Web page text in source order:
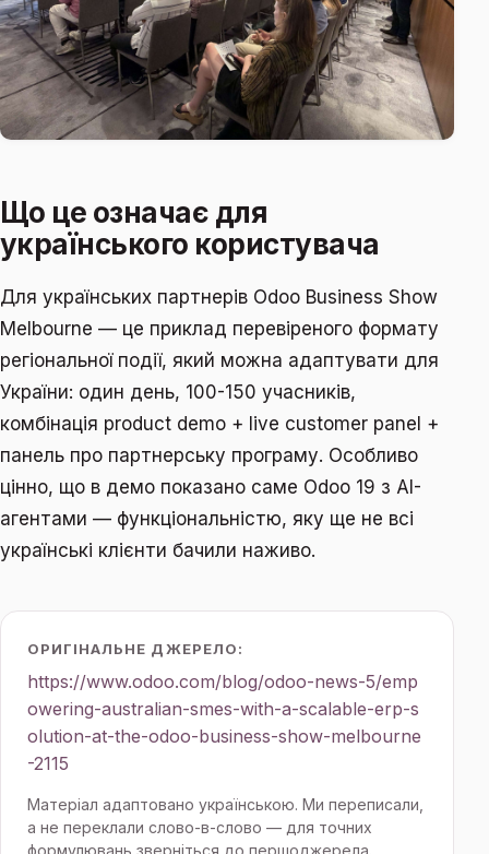
Що це означає для
українського користувача
Для українських партнерів Odoo Business Show
Melbourne — це приклад перевіреного формату
регіональної події, який можна адаптувати для
України: один день, 100-150 учасників,
комбінація product demo + live customer panel +
панель про партнерську програму. Особливо
цінно, що в демо показано саме Odoo 19 з AI-
агентами — функціональністю, яку ще не всі
українські клієнти бачили наживо.
ОРИГІНАЛЬНЕ ДЖЕРЕЛО:
https://www.odoo.com/blog/odoo-news-5/emp
owering-australian-smes-with-a-scalable-erp-s
olution-at-the-odoo-business-show-melbourne
-2115
Матеріал адаптовано українською. Ми переписали,
а не переклали слово-в-слово — для точних